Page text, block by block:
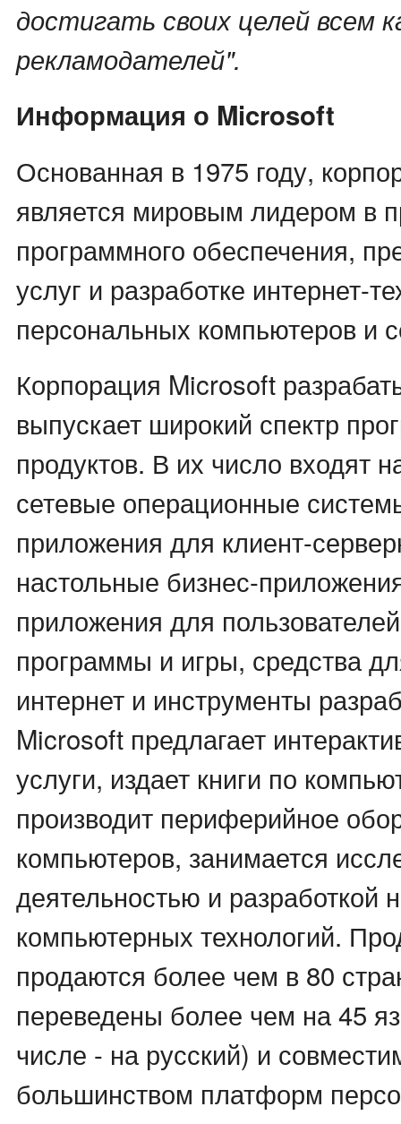
достигать своих целей всем
рекламодателей".
Информация о Microsoft
Основанная в 1975 году,
является мировым лидером в
программного обеспечения,
услуг и разработке интернет-
персональных компьютеров и
Корпорация Microsoft
выпускает широкий спектр
продуктов. В их число входят
сетевые операционные
приложения для клиент-
настольные бизнес-
приложения для
программы и игры, средства
интернет и инструменты
Microsoft предлагает
услуги, издает книги по
производит периферийное
компьютеров, занимается
деятельностью и разработкой
компьютерных технологий.
продаются более чем в 80
переведены более чем на 45
числе - на русский) и
большинством платформ